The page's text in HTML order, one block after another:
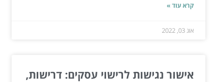
קרא עוד »
אוג 03, 2022
אישור נגישות לרישוי עסקים: דרישות,